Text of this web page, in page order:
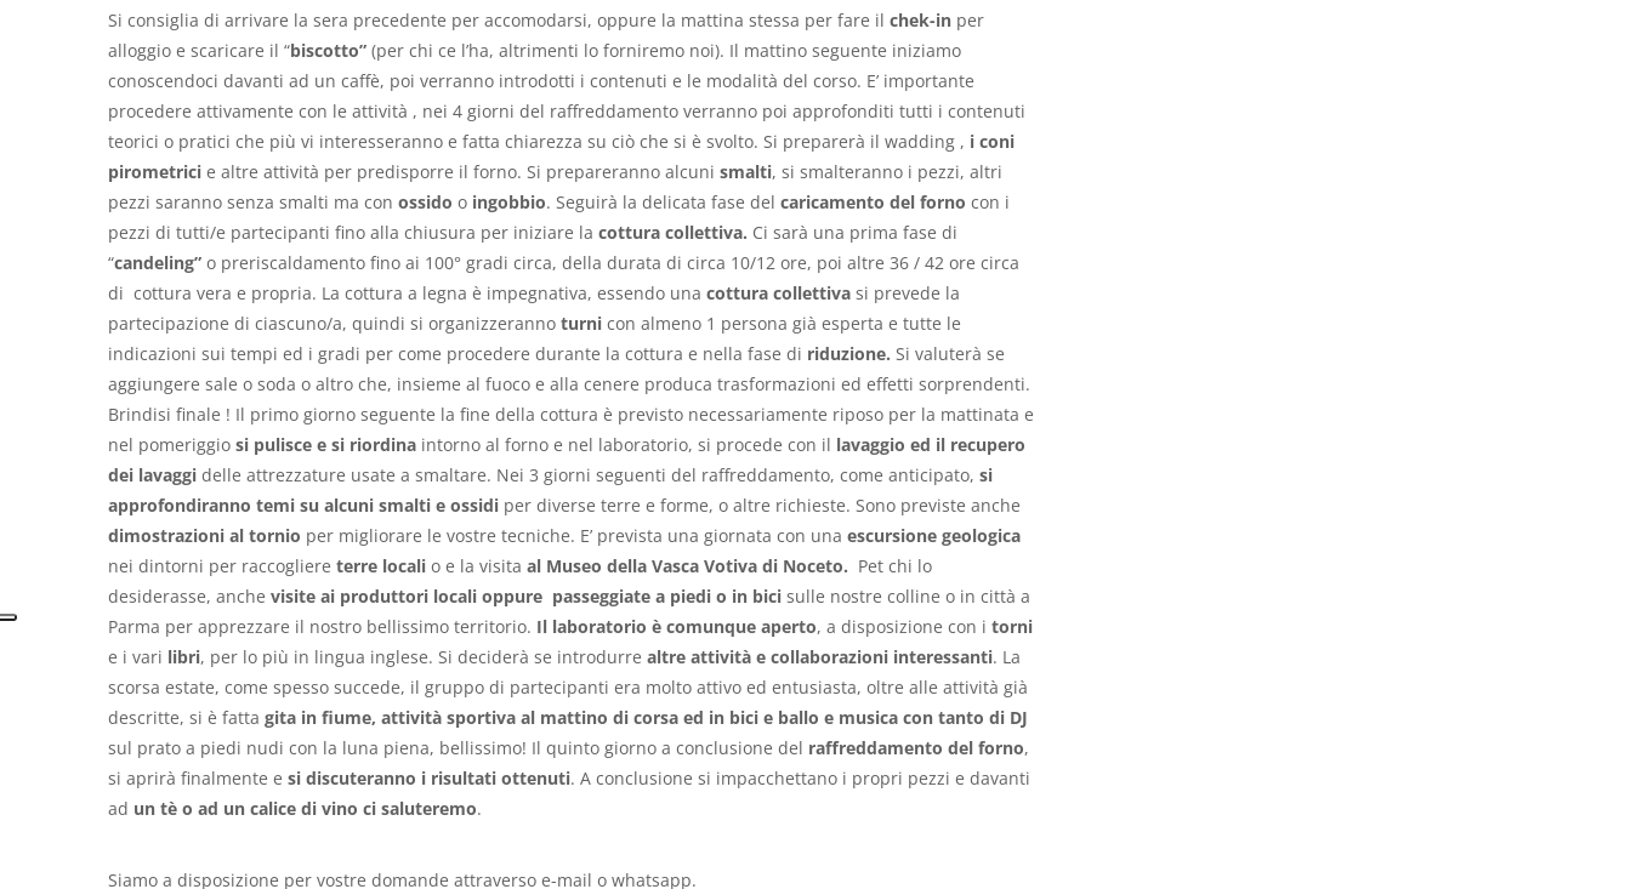
Si consiglia di arrivare la sera precedente per accomodarsi, oppure la mattina stessa per fare il chek-in per
alloggio e scaricare il “biscotto” (per chi ce l’ha, altrimenti lo forniremo noi). Il mattino seguente iniziamo
conoscendoci davanti ad un caffè, poi verranno introdotti i contenuti e le modalità del corso. E’ importante
procedere attivamente con le attività , nei 4 giorni del raffreddamento verranno poi approfonditi tutti i contenuti
teorici o pratici che più vi interesseranno e fatta chiarezza su ciò che si è svolto. Si preparerà il wadding , i coni
pirometrici e altre attività per predisporre il forno. Si prepareranno alcuni smalti, si smalteranno i pezzi, altri
pezzi saranno senza smalti ma con ossido o ingobbio. Seguirà la delicata fase del caricamento del forno con i
pezzi di tutti/e partecipanti fino alla chiusura per iniziare la cottura collettiva. Ci sarà una prima fase di
“candeling” o preriscaldamento fino ai 100° gradi circa, della durata di circa 10/12 ore, poi altre 36 / 42 ore circa
di cottura vera e propria. La cottura a legna è impegnativa, essendo una cottura collettiva si prevede la
partecipazione di ciascuno/a, quindi si organizzeranno turni con almeno 1 persona già esperta e tutte le
indicazioni sui tempi ed i gradi per come procedere durante la cottura e nella fase di riduzione. Si valuterà se
aggiungere sale o soda o altro che, insieme al fuoco e alla cenere produca trasformazioni ed effetti sorprendenti.
Brindisi finale ! Il primo giorno seguente la fine della cottura è previsto necessariamente riposo per la mattinata e
nel pomeriggio si pulisce e si riordina intorno al forno e nel laboratorio, si procede con il lavaggio ed il recupero
dei lavaggi delle attrezzature usate a smaltare. Nei 3 giorni seguenti del raffreddamento, come anticipato, si
approfondiranno temi su alcuni smalti e ossidi per diverse terre e forme, o altre richieste. Sono previste anche
dimostrazioni al tornio per migliorare le vostre tecniche. E’ prevista una giornata con una escursione geologica
nei dintorni per raccogliere terre locali o e la visita al Museo della Vasca Votiva di Noceto. Pet chi lo
desiderasse, anche visite ai produttori locali oppure passeggiate a piedi o in bici sulle nostre colline o in città a
Parma per apprezzare il nostro bellissimo territorio. Il laboratorio è comunque aperto, a disposizione con i torni
e i vari libri, per lo più in lingua inglese. Si deciderà se introdurre altre attività e collaborazioni interessanti. La
scorsa estate, come spesso succede, il gruppo di partecipanti era molto attivo ed entusiasta, oltre alle attività già
descritte, si è fatta gita in fiume, attività sportiva al mattino di corsa ed in bici e ballo e musica con tanto di DJ
sul prato a piedi nudi con la luna piena, bellissimo! Il quinto giorno a conclusione del raffreddamento del forno,
si aprirà finalmente e si discuteranno i risultati ottenuti. A conclusione si impacchettano i propri pezzi e davanti
ad un tè o ad un calice di vino ci saluteremo.
Siamo a disposizione per vostre domande attraverso e-mail o whatsapp.